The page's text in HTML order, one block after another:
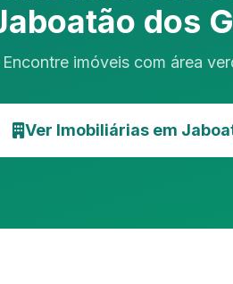
dos
Encontre imóveis com área
Ver Imobiliárias em